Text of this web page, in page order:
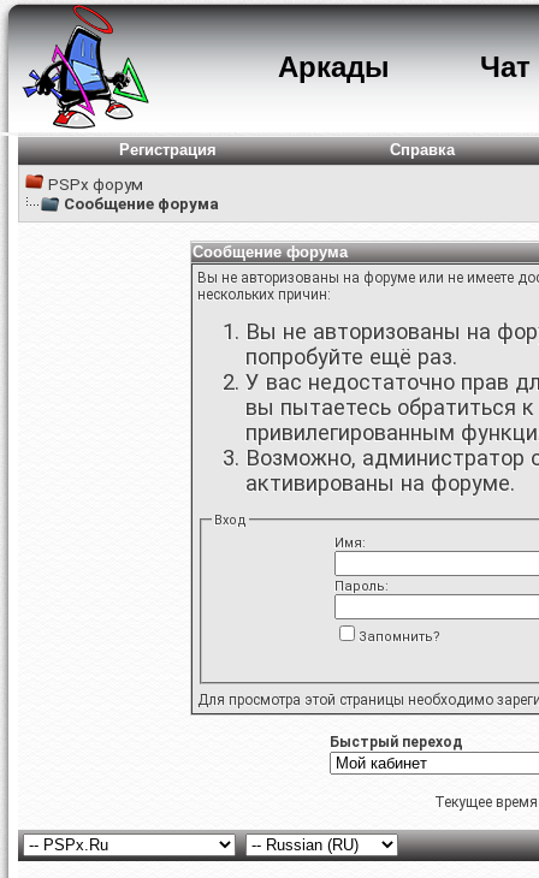
Аркады Чат
Регистрация
Справка
PSPx форум
Сообщение форума
Сообщение форума
Вы не авторизованы на форуме или не имеете
нескольких причин:
Вы не авторизованы на
попробуйте ещё раз.
У вас недостаточно прав
вы пытаетесь обратиться
привилегированным
Возможно, администратор
активированы на форуме.
Вход
Имя:
Пароль:
Запомнить?
Для просмотра этой страницы необходимо
Быстрый переход
Текущее